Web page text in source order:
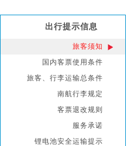
出行提示信息
旅客须知
国内客票使用条件
旅客、行李运输总条件
南航行李规定
客票退改规则
服务承诺
锂电池安全运输提示